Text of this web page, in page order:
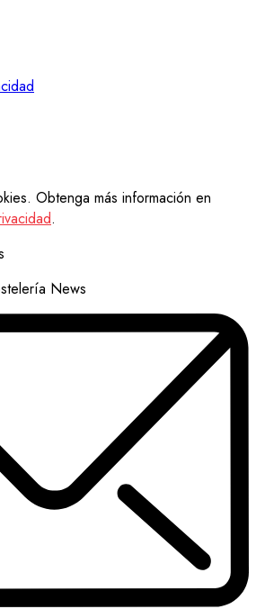
Obtenga más información en
.